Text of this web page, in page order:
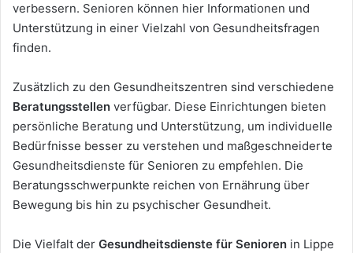
verbessern. Senioren können hier Informationen und
Unterstützung in einer Vielzahl von Gesundheitsfragen
finden.
Zusätzlich zu den Gesundheitszentren sind verschiedene
Beratungsstellen verfügbar. Diese Einrichtungen bieten
persönliche Beratung und Unterstützung, um individuelle
Bedürfnisse besser zu verstehen und maßgeschneiderte
Gesundheitsdienste für Senioren zu empfehlen. Die
Beratungsschwerpunkte reichen von Ernährung über
Bewegung bis hin zu psychischer Gesundheit.
Die Vielfalt der Gesundheitsdienste für Senioren in Lippe